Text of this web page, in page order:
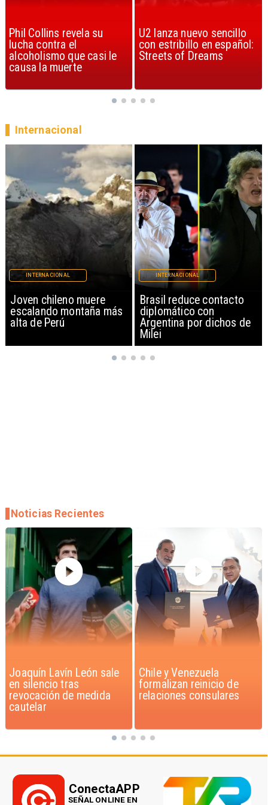
U2 lanza nuevo sencillo
con estribillo en español:
Streets of Dreams
“Africa” de Toto es
considerada la mejor
canción, según la ciencia
Brasil reduce contacto
diplomático con
Argentina por dichos de
INTERNACIONAL
China restringe
exportación de drones a
EEUU y sanciona
empresas
INTERNACIONAL
Internacional
Chile y Venezuela
formalizan reinicio de
relaciones consulares
Feriantes rechazan
dichos de Camila Flores
sobre Fabiola Campillai
Noticias Recientes
ConectaAPP
SEÑAL ONLINE EN